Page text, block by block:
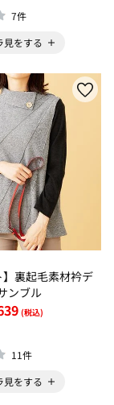
7件
見をする
】裏起毛素材衿デ
ンブル
(税込)
11件
見をする